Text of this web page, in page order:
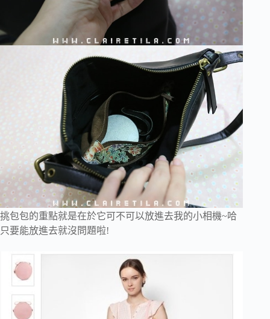
挑包包的重點就是在於它可不可以放進去我的小相機~哈
只要能放進去就沒問題啦!